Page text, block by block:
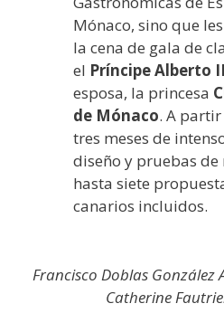
Mónaco, sino que
la cena de gala de
el Príncipe Alberto
esposa, la princesa
de Mónaco. A
tres meses de
diseño y pruebas de
hasta siete
canarios incluidos.
Francisco Doblas
Catherine